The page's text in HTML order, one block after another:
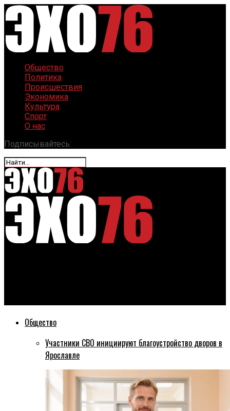
Общество
Политика
Происшествия
Экономика
Культура
Спорт
О нас
Подписывайтесь:
Общество
Участники СВО инициируют благоустройство дворов в
Ярославле